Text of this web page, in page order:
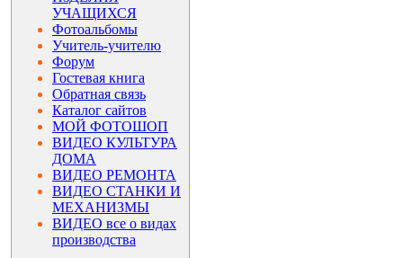
УЧАЩИХСЯ
Фотоальбомы
Учитель-учителю
Форум
Гостевая книга
Обратная связь
Каталог сайтов
МОЙ ФОТОШОП
ВИДЕО КУЛЬТУРА
ДОМА
ВИДЕО РЕМОНТА
ВИДЕО СТАНКИ И
МЕХАНИЗМЫ
ВИДЕО все о видах
производства